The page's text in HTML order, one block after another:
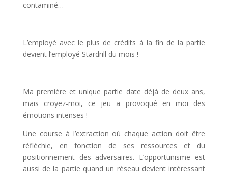
contaminé…
L’employé avec le plus de crédits à la fin de la partie
devient l’employé Stardrill du mois !
Ma première et unique partie date déjà de deux ans,
mais croyez-moi, ce jeu a provoqué en moi des
émotions intenses !
Une course à l’extraction où chaque action doit être
réfléchie, en fonction de ses ressources et du
positionnement des adversaires. L’opportunisme est
aussi de la partie quand un réseau devient intéressant